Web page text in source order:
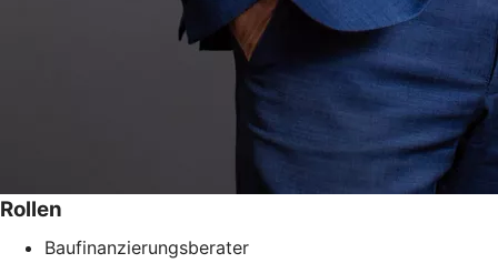
Rollen
Baufinanzierungsberater